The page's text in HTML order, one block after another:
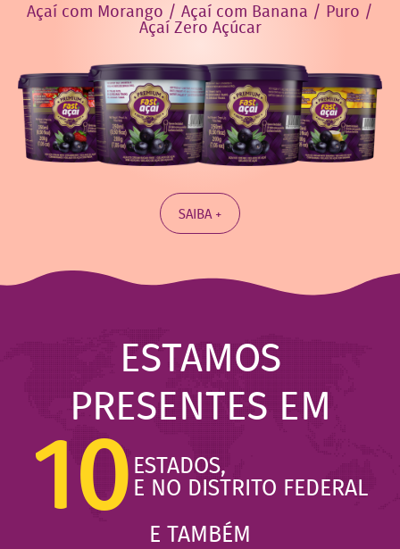
Açaí com Morango / Açaí com Banana / Puro /
Açaí Zero Açúcar
SAIBA +
ESTAMOS
PRESENTES EM
10 ESTADOS,
E NO DISTRITO FEDERAL
E TAMBÉM